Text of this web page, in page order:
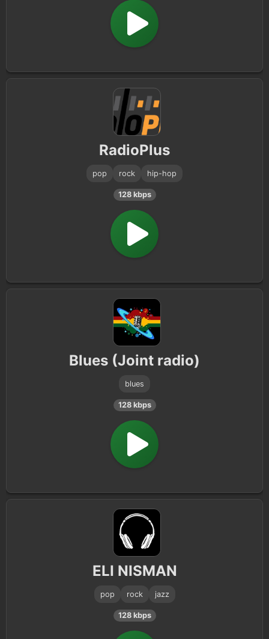
RadioPlus
pop rock hip-hop
128 kbps
Blues (Joint radio)
blues
128 kbps
ELI NISMAN
pop rock jazz
128 kbps